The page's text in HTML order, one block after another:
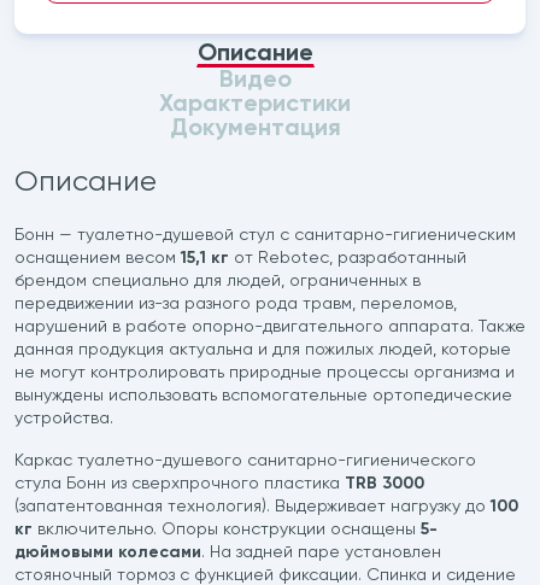
Описание
Видео
Характеристики
Документация
Описание
Бонн — туалетно-душевой стул с санитарно-гигиеническим
оснащением весом15,1 кг от Rebotec, разработанный
брендом специально для людей, ограниченных в
передвижении из-за разного рода травм, переломов,
нарушений в работе опорно-двигательного аппарата. Также
данная продукция актуальна и для пожилых людей, которые
не могут контролировать природные процессы организма и
вынуждены использовать вспомогательные ортопедические
устройства.
Каркас туалетно-душевого санитарно-гигиенического
стула Бонн из сверхпрочного пластика TRB 3000
(запатентованная технология). Выдерживает нагрузку до100
кг включительно. Опоры конструкции оснащены 5-
дюймовыми колесами. На задней паре установлен
стояночный тормоз с функцией фиксации. Спинка и сидение